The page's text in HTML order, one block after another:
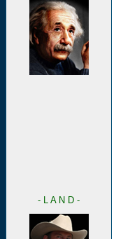
- L A N D -